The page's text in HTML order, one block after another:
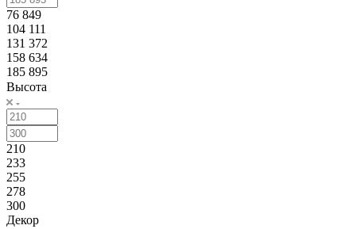
76 849
104 111
131 372
158 634
185 895
Высота
210
233
255
278
300
Декор